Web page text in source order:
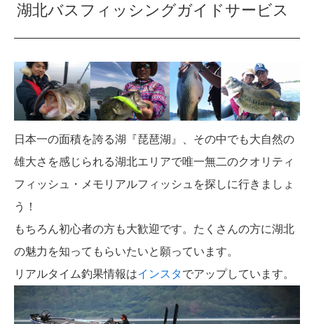
湖北バスフィッシングガイドサービス
日本一の面積を誇る湖『琵琶湖』、その中でも大自然の
雄大さを感じられる湖北エリアで唯一無二のクオリティ
フィッシュ・メモリアルフィッシュを探しに行きましょ
う！
もちろん初心者の方も大歓迎です。たくさんの方に湖北
の魅力を知ってもらいたいと願っています。
リアルタイム釣果情報はインスタでアップしています。